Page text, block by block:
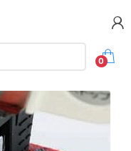
0